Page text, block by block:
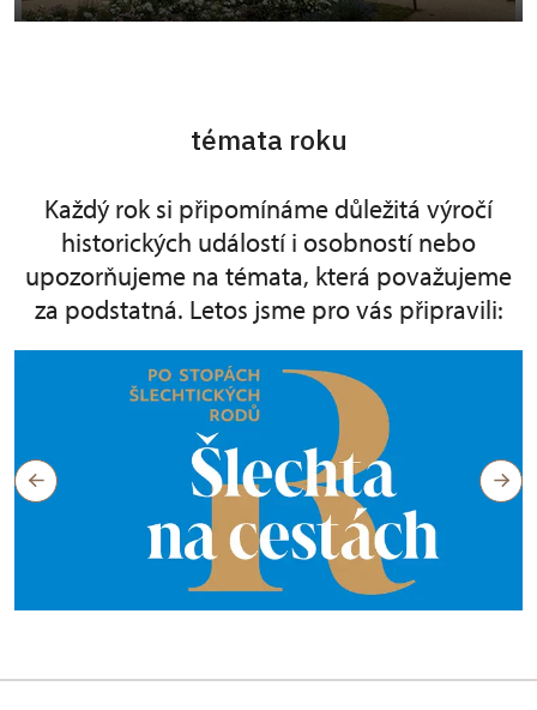
témata roku
Každý rok si připomínáme důležitá výročí
historických událostí i osobností nebo
upozorňujeme na témata, která považujeme
za podstatná. Letos jsme pro vás připravili: